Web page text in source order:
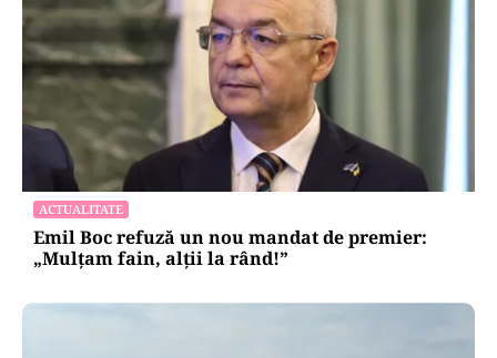
ACTUALITATE
Emil Boc refuză un nou mandat de premier:
„Mulțam fain, alții la rând!”